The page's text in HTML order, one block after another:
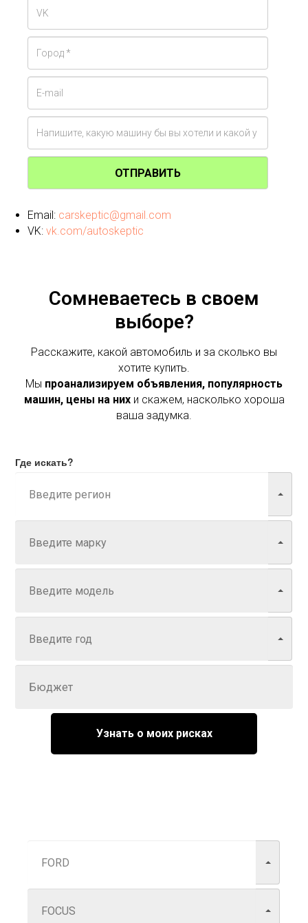
ОТПРАВИТЬ
Email: carskeptic@gmail.com
VK: vk.com/autoskeptic
Сомневаетесь в своем
выборе?
Расскажите, какой автомобиль и за сколько вы
хотите купить.
Мы проанализируем объявления, популярность
машин, цены на нихи скажем, насколько хороша
ваша задумка.
Где искать?
Узнать о моих рисках